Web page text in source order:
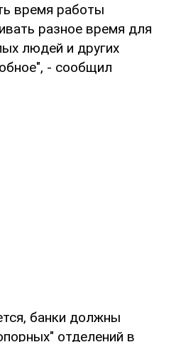
время работы
разное время для
людей и других
- сообщил
банки должны
отделений в